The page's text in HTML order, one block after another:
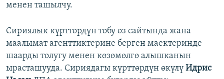
менен ташылчу.
Сириялык күрттөрдүн тобу өз сайтында жана
маалымат агенттиктерине берген маектеринде
шаарды толугу менен көзөмөлгө алышканын
ырасташууда. Сириядагы күрттөрдүн өкүлү Идрис